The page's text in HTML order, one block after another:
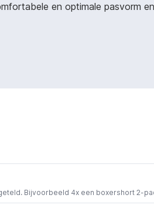
en optimale pasvorm
Bijvoorbeeld 4x een boxershort 2-